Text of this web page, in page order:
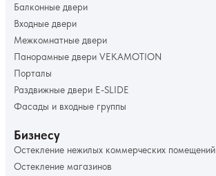
Балконные двери
Входные двери
Межкомнатные двери
Панорамные двери VEKAMOTION
Порталы
Раздвижные двери E-SLIDE
Фасады и входные группы
Бизнесу
Остекление нежилых коммерческих помещений
Остекление магазинов